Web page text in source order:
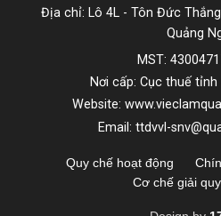
Địa chỉ: Lô 4L - Tôn Đức
Quảng
MST:
Nơi cấp: Cục thuế tỉnh
Website:
Email: ttdvvl-
Quy chế hoạt động
Cơ chế giải